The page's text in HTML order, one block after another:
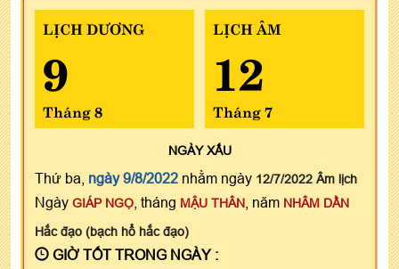
LỊCH DƯƠNG
9
Tháng 8
LỊCH ÂM
12
Tháng 7
NGÀYXẤU
Thứ ba, ngày 9/8/2022 nhằm ngày 12/7/2022 Âm lịch
Ngày GIÁP NGỌ , tháng MẬU THÂN , năm NHÂM DẦN
Hắc đạo (bạch hổ hắc đạo)
GIỜ TỐT TRONG NGÀY :